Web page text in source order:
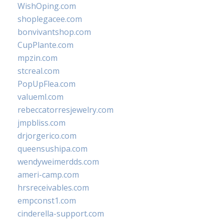
WishOping.com
shoplegacee.com
bonvivantshop.com
CupPlante.com
mpzin.com
stcreal.com
PopUpFlea.com
valueml.com
rebeccatorresjewelry.com
jmpbliss.com
drjorgerico.com
queensushipa.com
wendyweimerdds.com
ameri-camp.com
hrsreceivables.com
empconst1.com
cinderella-support.com